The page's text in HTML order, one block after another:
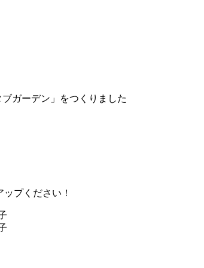
ガーデン」をつくりました
プください！